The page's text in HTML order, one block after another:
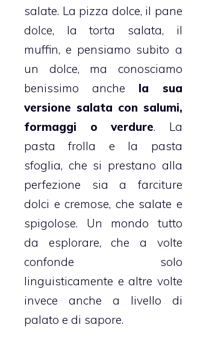
salate. La pizza dolce, il pane
dolce, la torta salata, il
muffin, e pensiamo subito a
un dolce, ma conosciamo
benissimo anche la sua
versione salata con salumi,
formaggi o verdure. La
pasta frolla
e la pasta
sfoglia, che si prestano alla
perfezione sia a farciture
dolci e cremose, che salate e
spigolose. Un mondo tutto
da esplorare, che a volte
confonde solo
linguisticamente e altre volte
invece anche a livello di
palato e di sapore.